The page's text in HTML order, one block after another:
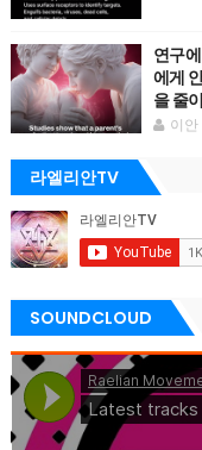
연구
에게
을 줄
이안
라엘리안TV
SOUNDCLOUD